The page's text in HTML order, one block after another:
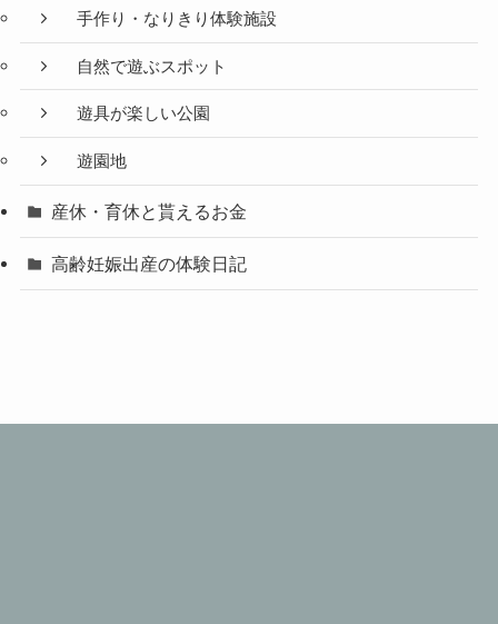
手作り・なりきり体験施設
自然で遊ぶスポット
遊具が楽しい公園
遊園地
産休・育休と貰えるお金
高齢妊娠出産の体験日記